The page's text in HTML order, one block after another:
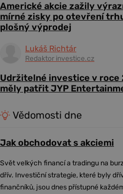
Americké akcie zažily
mírné zisky po otevření
plošný výprodej
Lukáš Richtár
Redaktor investice.cz
Udržitelné investice v roce
měly patřit JYP
Vědomosti dne
Jak obchodovat s akciemi
Svět velkých financí a tradingu na
dřív. Investiční strategie, které byly
finančníků, jsou dnes přístupné